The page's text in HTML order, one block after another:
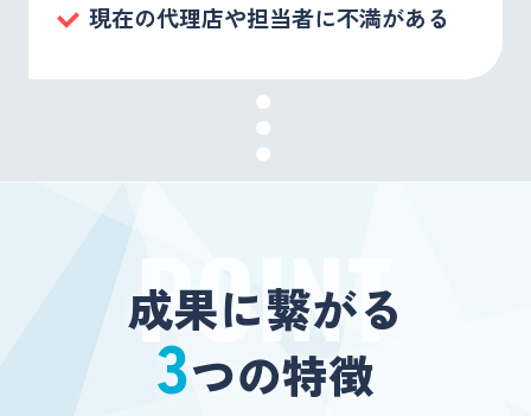
現在の代理店や担当者に不満がある
POINT
成果に繋がる
3つの特徴